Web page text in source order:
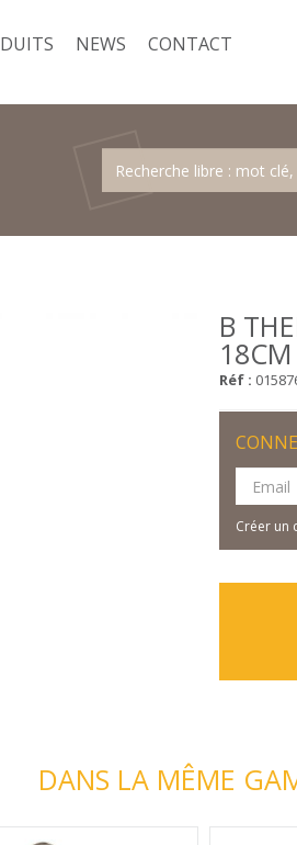
NEWS CONTACT
B
18CM
Réf :
Créer un
DANS LA MÊME